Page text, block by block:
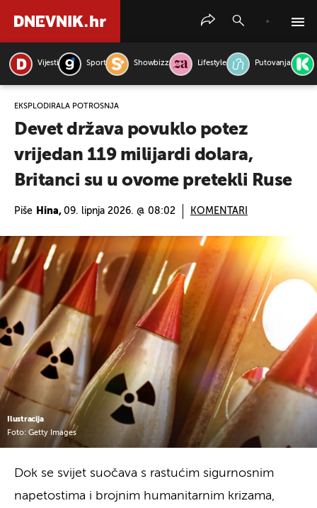
Vijesti Sport Showbizz Lifestyle Putovanja
EKSPLODIRALA POTROŠNJA
Devet država povuklo potez
vrijedan 119 milijardi dolara,
Britanci su u ovome pretekli Ruse
Piše Hina, 09. lipnja 2026. @ 08:02 KOMENTARI
Ilustracija
Foto: Getty Images
Dok se svijet suočava s rastućim sigurnosnim
napetostima i brojnim humanitarnim krizama,
PRETRAŽITE VIJESTI